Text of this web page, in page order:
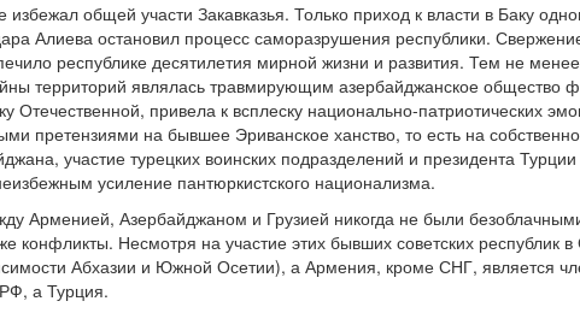
общей участи Закавказья. Только приход к власти в Баку
Алиева остановил процесс саморазрушения республики.
республике десятилетия мирной жизни и развития. Тем не
территорий являлась травмирующим азербайджанское общество
Отечественной, привела к всплеску национально-патриотических
претензиями на бывшее Эриванское ханство, то есть на
участие турецких воинских подразделений и президента
усиление пантюркистского национализма.
Арменией, Азербайджаном и Грузией никогда не были
конфликты. Несмотря на участие этих бывших советских республик
Абхазии и Южной Осетии), а Армения, кроме СНГ, является
а Турция.